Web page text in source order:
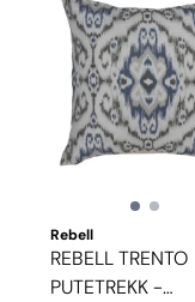
Rebell
REBELL TRENTO
PUTETREKK -